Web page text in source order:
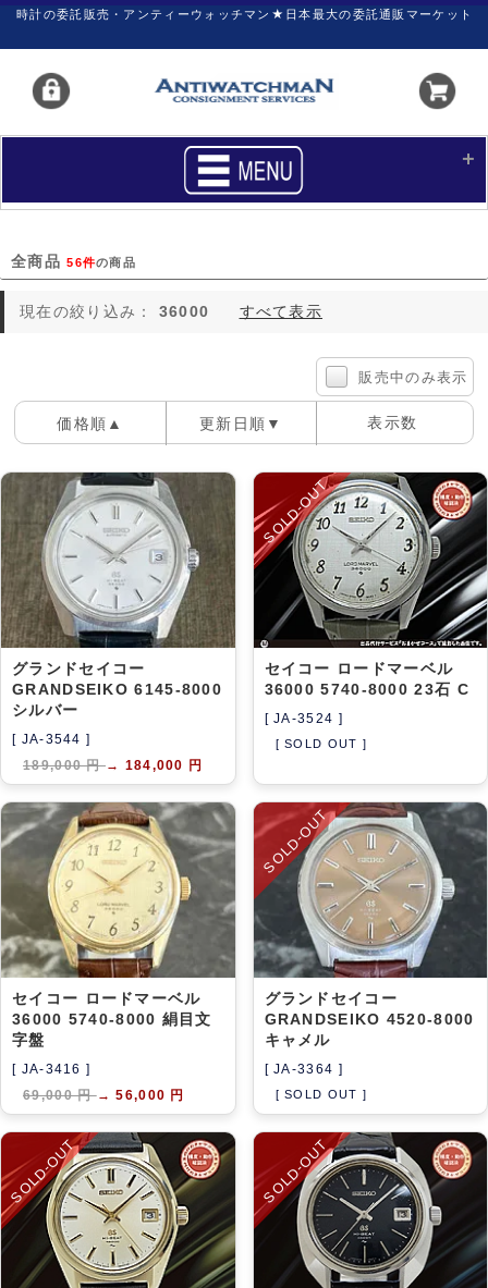
時計の委託販売・アンティーウォッチマン★日本最大の委託通販マーケット
買いたい 売りたい
サポート マイページ
価格ダウン
価格の交渉
アーカイブ ブログ・特集記事
全商品56件の商品
現在の絞り込み： 36000 すべて表示
販売中のみ表示
価格順▲ 更新日順▼ 表示数
40件
60件
100件
グランドセイコー
GRANDSEIKO 6145-8000
シルバー
[ JA-3544 ]
189,000 円→ 184,000 円
SOLD-OUT
セイコー ロードマーベル
36000 5740-8000 23石 C
[ JA-3524 ]
[ SOLD OUT ]
セイコー ロードマーベル
36000 5740-8000 絹目文
字盤
[ JA-3416 ]
69,000 円→ 56,000 円
SOLD-OUT
グランドセイコー
GRANDSEIKO 4520-8000
キャメル
[ JA-3364 ]
[ SOLD OUT ]
SOLD-OUT SOLD-OUT